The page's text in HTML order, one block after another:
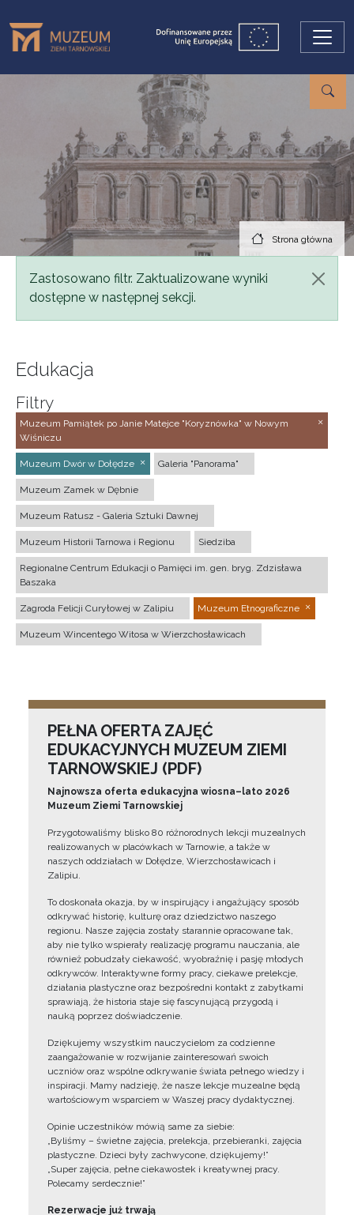
Strona główna
Komunikat
Zastosowano filtr. Zaktualizowane wyniki
dostępne w następnej sekcji.
Edukacja
Filtry
Muzeum Pamiątek po Janie Matejce "Koryznówka" w Nowym
Wiśniczu
Muzeum Dwór w Dołędze Galeria "Panorama"
Muzeum Zamek w Dębnie
Muzeum Ratusz - Galeria Sztuki Dawnej
Muzeum Historii Tarnowa i Regionu Siedziba
Regionalne Centrum Edukacji o Pamięci im. gen. bryg. Zdzisława
Baszaka
Zagroda Felicji Curyłowej w Zalipiu Muzeum Etnograficzne
Muzeum Wincentego Witosa w Wierzchosławicach
PEŁNA OFERTA ZAJĘĆ
EDUKACYJNYCH MUZEUM ZIEMI
TARNOWSKIEJ (PDF)
Najnowsza oferta edukacyjna wiosna–lato 2026
Muzeum Ziemi Tarnowskiej
Przygotowaliśmy blisko 80 różnorodnych lekcji muzealnych
realizowanych w placówkach w Tarnowie, a także w
naszych oddziałach w Dołędze, Wierzchosławicach i
Zalipiu.
To doskonała okazja, by w inspirujący i angażujący sposób
odkrywać historię, kulturę oraz dziedzictwo naszego
regionu. Nasze zajęcia zostały starannie opracowane tak,
aby nie tylko wspierały realizację programu nauczania, ale
również pobudzały ciekawość, wyobraźnię i pasję młodych
odkrywców. Interaktywne formy pracy, ciekawe prelekcje,
działania plastyczne oraz bezpośredni kontakt z zabytkami
sprawiają, że historia staje się fascynującą przygodą i
nauką poprzez doświadczenie.
Dziękujemy wszystkim nauczycielom za codzienne
zaangażowanie w rozwijanie zainteresowań swoich
uczniów oraz wspólne odkrywanie świata pełnego wiedzy i
inspiracji. Mamy nadzieję, że nasze lekcje muzealne będą
wartościowym wsparciem w Waszej pracy dydaktycznej.
Opinie uczestników mówią same za siebie:
„Byliśmy – świetne zajęcia, prelekcja, przebieranki, zajęcia
plastyczne. Dzieci były zachwycone, dziękujemy!”
„Super zajęcia, pełne ciekawostek i kreatywnej pracy.
Polecamy serdecznie!”
Rezerwacje już trwają